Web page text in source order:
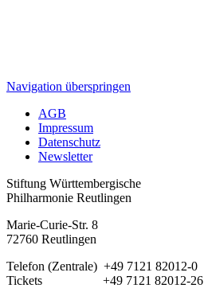
Navigation überspringen
AGB
Impressum
Datenschutz
Newsletter
Stiftung Württembergische
Philharmonie Reutlingen
Marie-Curie-Str. 8
72760 Reutlingen
Telefon (Zentrale) +49 7121 82012-0
Tickets +49 7121 82012-26